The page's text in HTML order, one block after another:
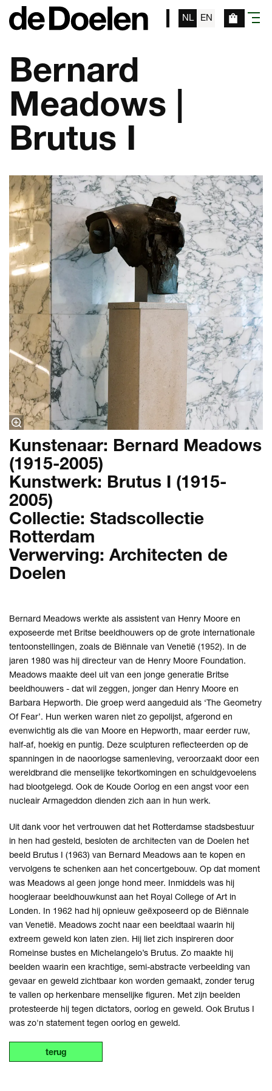
NL EN menu
Bernard
Meadows |
Brutus I
Kunstenaar: Bernard Meadows
(1915-2005)
Kunstwerk: Brutus I (1915-
2005)
Collectie: Stadscollectie
Rotterdam
Verwerving: Architecten de
Doelen
Bernard Meadows werkte als assistent van Henry Moore en
exposeerde met Britse beeldhouwers op de grote internationale
tentoonstellingen, zoals de Biënnale van Venetië (1952). In de
jaren 1980 was hij directeur van de Henry Moore Foundation.
Meadows maakte deel uit van een jonge generatie Britse
beeldhouwers - dat wil zeggen, jonger dan Henry Moore en
Barbara Hepworth. Die groep werd aangeduid als ‘The Geometry
Of Fear’. Hun werken waren niet zo gepolijst, afgerond en
evenwichtig als die van Moore en Hepworth, maar eerder ruw,
half-af, hoekig en puntig. Deze sculpturen reflecteerden op de
spanningen in de naoorlogse samenleving, veroorzaakt door een
wereldbrand die menselijke tekortkomingen en schuldgevoelens
had blootgelegd. Ook de Koude Oorlog en een angst voor een
nucleair Armageddon dienden zich aan in hun werk.
Uit dank voor het vertrouwen dat het Rotterdamse stadsbestuur
in hen had gesteld, besloten de architecten van de Doelen het
beeld Brutus I (1963) van Bernard Meadows aan te kopen en
vervolgens te schenken aan het concertgebouw. Op dat moment
was Meadows al geen jonge hond meer. Inmiddels was hij
hoogleraar beeldhouwkunst aan het Royal College of Art in
Londen. In 1962 had hij opnieuw geëxposeerd op de Biënnale
van Venetië. Meadows zocht naar een beeldtaal waarin hij
extreem geweld kon laten zien. Hij liet zich inspireren door
Romeinse bustes en Michelangelo’s Brutus. Zo maakte hij
beelden waarin een krachtige, semi-abstracte verbeelding van
gevaar en geweld zichtbaar kon worden gemaakt, zonder terug
te vallen op herkenbare menselijke figuren. Met zijn beelden
protesteerde hij tegen dictators, oorlog en geweld. Ook Brutus I
was zo'n statement tegen oorlog en geweld.
terug
Inzoomen Inzoomen